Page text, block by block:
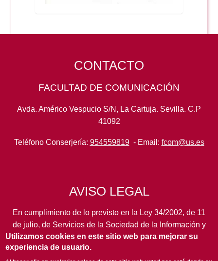
CONTACTO
FACULTAD DE COMUNICACIÓN
Avda. Américo Vespucio S/N, La Cartuja. Sevilla. C.P
41092
Teléfono Conserjería: 954559819- Email: fcom@us.es
AVISO LEGAL
En cumplimiento de lo previsto en la Ley 34/2002, de 11
de julio, de Servicios de la Sociedad de la Información y
de Comercio Electrónico, así como en otras normas de
legal aplicación, se pone en conocimiento de los
Utilizamos cookies en este sitio web para mejorar su
experiencia de usuario.